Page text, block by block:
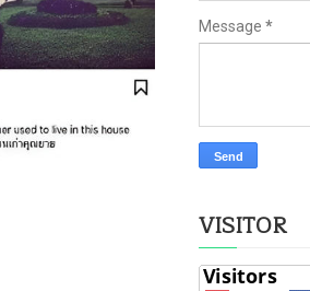
Message *
VISITOR